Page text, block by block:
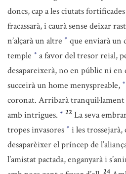
doncs, cap a les ciutats
fracassarà, i caurà sense deixar
n’alçarà un altre * que enviarà un
temple * a favor del tresor reial,
desapareixerà, no en públic ni en
succeirà un home menyspreable, *
coronat. Arribarà tranquil·lament
amb intrigues. * 22 La seva
tropes invasores * i les trossejarà,
desaparèixer el príncep de
l’amistat pactada, enganyarà i
24